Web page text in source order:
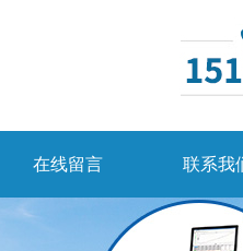
在线留言 联系我